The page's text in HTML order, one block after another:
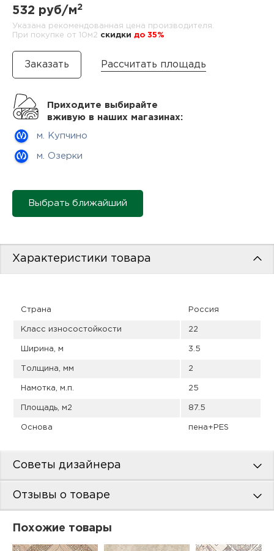
532 руб/м2
Указана рекомендованная цена производителя.
При покупке от 10м2 cкидки до 35%
Рассчитать площадь
Приходите выбирайте
вживую в наших магазинах:
м. Купчино
м. Озерки
Выбрать ближайший
Характеристики товара
Страна Россия
Класс износостойкости 22
Ширина, м 3.5
Толщина, мм 2
Намотка, м.п. 25
Площадь, м2 87.5
Основа пена+PES
Советы дизайнера
Отзывы о товаре
Похожие товары